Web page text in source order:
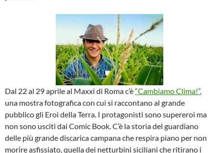
Dal 22 al 29 aprile al Maxxi di Roma c’è“Cambiamo Clima!”,
una mostra fotografica con cui si raccontano al grande
pubblico gli Eroi della Terra. I protagonisti sono supereroi ma
non sono usciti dai Comic Book. C’è la storia del guardiano
delle più grande discarica campana che respira piano per non
morire asfissiato, quella dei netturbini siciliani che ritirano i